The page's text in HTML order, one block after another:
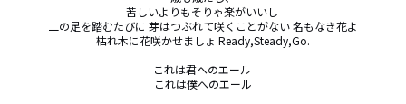
苦しいよりもそりゃ楽がいいし
二の足を踏むたびに 芽はつぶれて咲くことがない 名もなき花よ
これは君へのエール
これは僕へのエール